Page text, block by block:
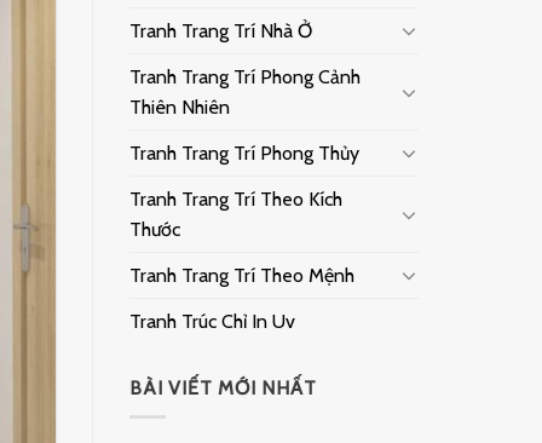
Tranh Trang Trí Nhà Ở
Tranh Trang Trí Phong Cảnh
Thiên Nhiên
Tranh Trang Trí Phong Thủy
Tranh Trang Trí Theo Kích
Thước
Tranh Trang Trí Theo Mệnh
Tranh Trúc Chỉ In Uv
BÀI VIẾT MỚI NHẤT